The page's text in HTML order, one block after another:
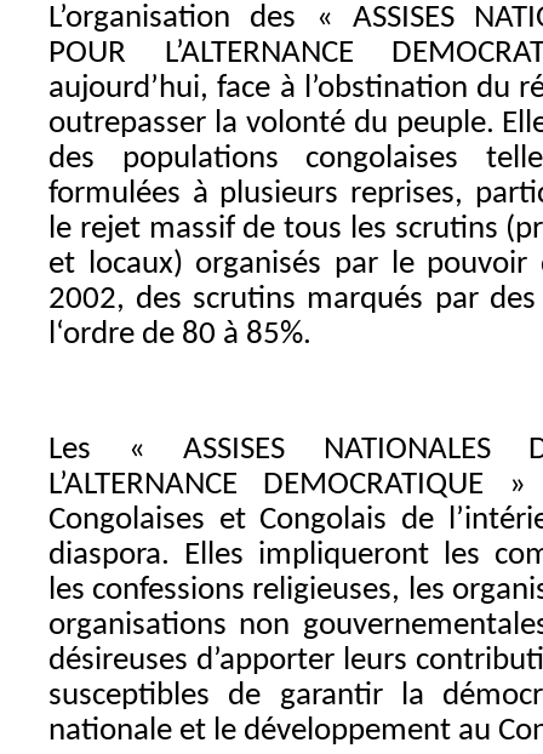
L’organisation des « ASSISES
POUR L’ALTERNANCE
aujourd’hui, face à l’obstination du
outrepasser la volonté du peuple.
des populations congolaises
formulées à plusieurs reprises,
le rejet massif de tous les scrutins
et locaux) organisés par le pouvoir
2002, des scrutins marqués par
l‘ordre de 80 à 85%.
Les « ASSISES NATIONALES
L’ALTERNANCE
Congolaises et Congolais de
diaspora. Elles impliqueront les
les confessions religieuses, les
organisations non
désireuses d’apporter leurs
susceptibles de garantir la
nationale et le développement au